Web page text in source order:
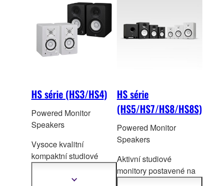
HS série (HS3/HS4)
Powered Monitor
Speakers
Vysoce kvalitní
kompaktní studiové
nekompromisní tvůrce
Zobrazit
HS série
(HS5/HS7/HS8/HS8S)
Powered Monitor
Speakers
Aktivní studiové
monitory postavené na